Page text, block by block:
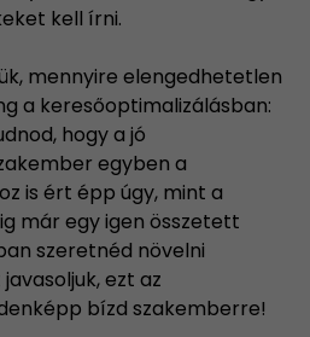
kell írni.
mennyire elengedhetetlen
a keresőoptimalizálásban:
hogy a jó
egyben a
is ért épp úgy, mint a
már egy igen összetett
szeretnéd növelni
ezt az
bízd szakemberre!